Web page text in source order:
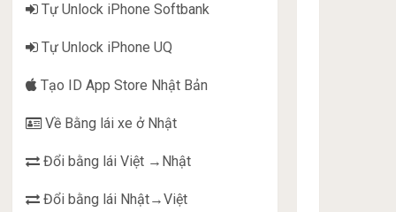
Tự Unlock iPhone Softbank
Tự Unlock iPhone UQ
Tạo ID App Store Nhật Bản
Về Bằng lái xe ở Nhật
Đổi bằng lái Việt →Nhật
Đổi bằng lái Nhật→Việt